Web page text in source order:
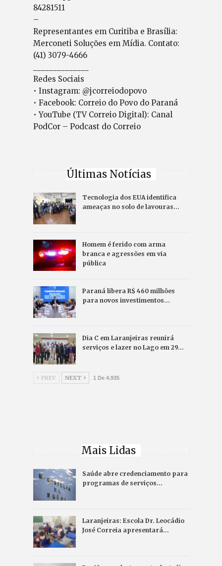
84281511
–
Representantes em Curitiba e Brasília:
Merconeti Soluções em Mídia. Contato:
(41) 3079-4666
Redes Sociais
• Instagram: @jcorreiodopovo
• Facebook: Correio do Povo do Paraná
• YouTube (TV Correio Digital): Canal
PodCor – Podcast do Correio
Últimas Notícias
Tecnologia dos EUA identifica
ameaças no solo de lavouras…
Homem é ferido com arma
branca e agressões em via
pública
Paraná libera R$ 460 milhões
para novos investimentos…
Dia C em Laranjeiras reunirá
serviços e lazer no Lago em 29…
PREV NEXT 1 De 4.935
Mais Lidas
Saúde abre credenciamento para
programas de serviços…
Laranjeiras: Escola Dr. Leocádio
José Correia apresentará…